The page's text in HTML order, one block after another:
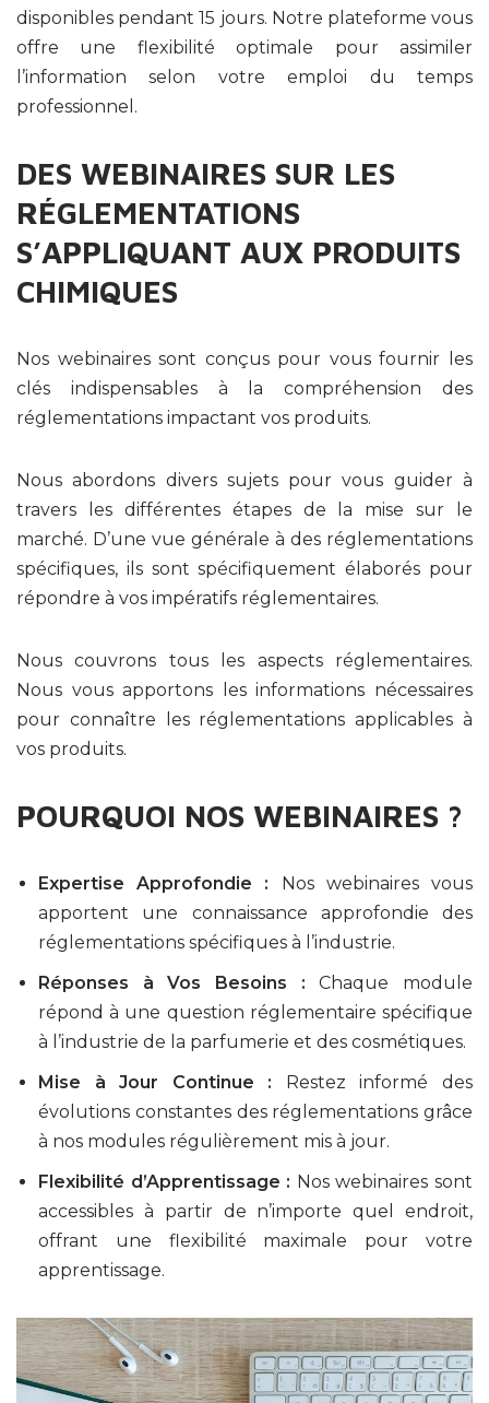
disponibles pendant 15 jours. Notre plateforme vous
offre une flexibilité optimale pour assimiler
l’information selon votre emploi du temps
professionnel.
DES WEBINAIRES SUR LES
RÉGLEMENTATIONS
S’APPLIQUANT AUX PRODUITS
CHIMIQUES
Nos webinaires sont conçus pour vous fournir les
clés indispensables à la compréhension des
réglementations impactant vos produits.
Nous abordons divers sujets pour vous guider à
travers les différentes étapes de la mise sur le
marché. D’une vue générale à des réglementations
spécifiques, ils sont spécifiquement élaborés pour
répondre à vos impératifs réglementaires.
Nous couvrons tous les aspects réglementaires.
Nous vous apportons les informations nécessaires
pour connaître les réglementations applicables à
vos produits.
POURQUOI NOS WEBINAIRES ?
Expertise Approfondie : Nos webinaires vous
apportent une connaissance approfondie des
réglementations spécifiques à l’industrie.
Réponses à Vos Besoins : Chaque module
répond à une question réglementaire spécifique
à l’industrie de la parfumerie et des cosmétiques.
Mise à Jour Continue : Restez informé des
évolutions constantes des réglementations grâce
à nos modules régulièrement mis à jour.
Flexibilité d’Apprentissage : Nos webinaires sont
accessibles à partir de n’importe quel endroit,
offrant une flexibilité maximale pour votre
apprentissage.